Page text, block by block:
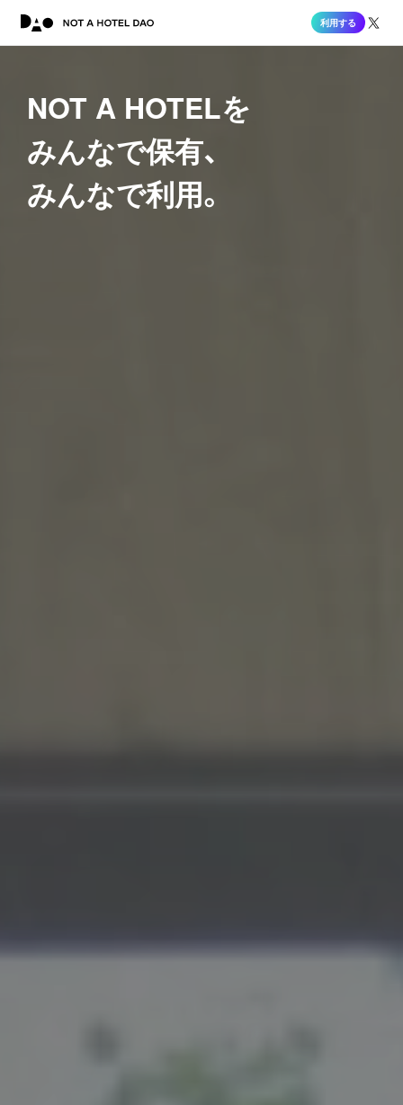
利用する Twitter
NACについて サポートノート
NOT A HOTELを
みんなで保有、
みんなで利用。